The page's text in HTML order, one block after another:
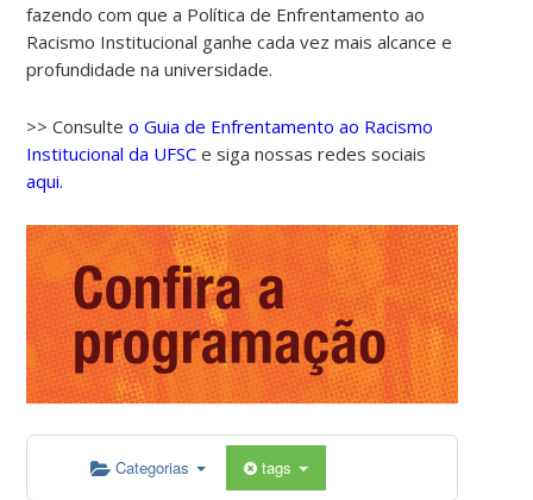
fazendo com que a Política de Enfrentamento ao
Racismo Institucional ganhe cada vez mais alcance e
profundidade na universidade.
>> Consulteo Guia de Enfrentamento ao Racismo
Institucional da UFSC e siga nossas redes sociais
aqui.
Categorias tags